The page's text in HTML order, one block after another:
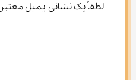
لطفاً یک نشانی ایمیل